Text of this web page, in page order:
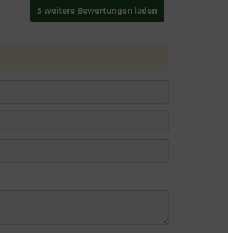
5 weitere Bewertungen laden